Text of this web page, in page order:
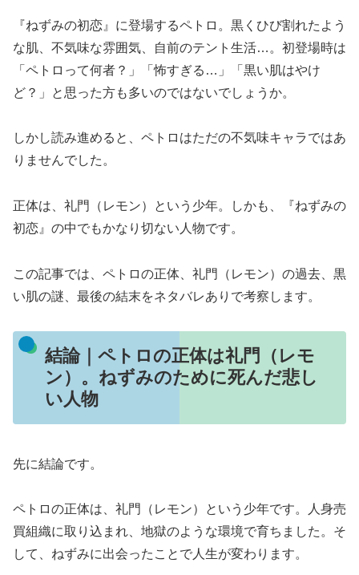
『ねずみの初恋』に登場するペトロ。黒くひび割れたよう
な肌、不気味な雰囲気、自前のテント生活…。初登場時は
「ペトロって何者？」「怖すぎる…」「黒い肌はやけ
ど？」と思った方も多いのではないでしょうか。
しかし読み進めると、ペトロはただの不気味キャラではあ
りませんでした。
正体は、礼門（レモン）という少年。しかも、『ねずみの
初恋』の中でもかなり切ない人物です。
この記事では、ペトロの正体、礼門（レモン）の過去、黒
い肌の謎、最後の結末をネタバレありで考察します。
結論｜ペトロの正体は礼門（レモ
ン）。ねずみのために死んだ悲し
い人物
先に結論です。
ペトロの正体は、礼門（レモン）という少年です。人身売
買組織に取り込まれ、地獄のような環境で育ちました。そ
して、ねずみに出会ったことで人生が変わります。